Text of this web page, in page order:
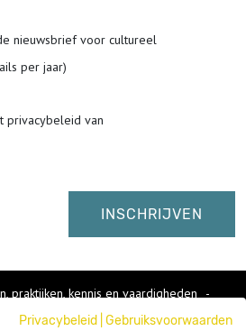
nieuwsbrief voor cultureel
per jaar)
privacybeleid van
praktijken, kennis en vaardigheden
-
Privacybeleid Gebruiksvoorwaarden